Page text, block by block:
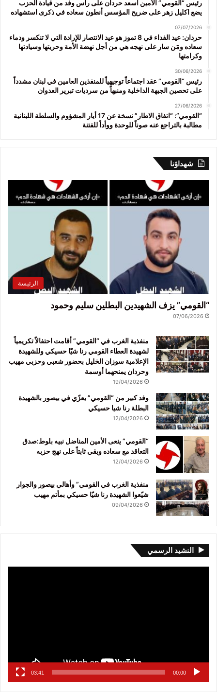
رئيس “القومي” الأمين اسعد حردان على رأس وفد من قيادة الحزب
يضع اكليل زهر على ضريح المؤسس أنطون سعاده في ذكرى استشهاده
07/07/2026
حردان: عيد الفداء في 8 تموز هو عيد الانتصار للإرادة التي لا تنكسر ودماء
سعاده ومَن سار على نهجه هي من أجل نهضة الأمة وحريتها وسيادتها
وكرامتها
30/06/2026
رئيس “القومي” عقد اجتماعاً توجيهياً للمنفذين العامين في لبنان مشدداً
على تحصين الجبهة الداخلية ومنبهاً من سرديات تبرير العدوان
27/06/2026
“القومي”: “اتفاق الاطار” نسخة عن 17 أيار المشؤوم والسلطة اللبنانية
مطالبة بالتراجع عنه صوناً للوحدة ووأداً للفتنة
شهداؤنا
الرئيسة
“القومي” يزف الشهيدين البطلين سليم وحمود
07/06/2026
منفذية الغرب في “القومي” أقامت احتفالاً تكريمياً
لشهيدة العطاء القومي رنا شيّا حسيكي وللشهيدة
الإعلامية سوزان الخليل بحضور شعبي وحزبي مهيب
وحردان يمنحهما أوسمة
19/04/2026
وفد كبير من “القومي” يعزّي في بيصور بالشهيدة
البطلة رنا شيا حسيكي
12/04/2026
“القومي” ينعى الأمين المناضل نبيه بلوط:صدق
التعاقد مع سعاده وبقي ثابتاً على نهج حزبه
12/04/2026
منفذية الغرب في القومي” وأهالي بيصور والجوار
شيّعوا الشهيدة رنا شيّا حسيكي بمأتم مهيب
09/04/2026
النشيد الرسمي
00:00
03:41